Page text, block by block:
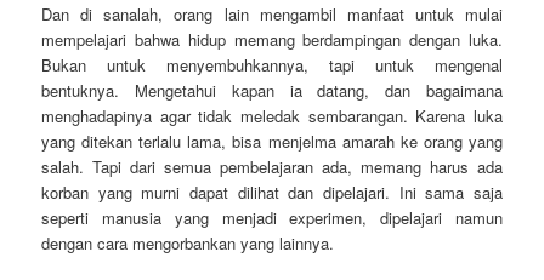
Dan di sanalah, orang lain mengambil manfaat untuk mulai
mempelajari bahwa hidup memang berdampingan dengan luka.
Bukan untuk menyembuhkannya, tapi untuk mengenal
bentuknya. Mengetahui kapan ia datang, dan bagaimana
menghadapinya agar tidak meledak sembarangan. Karena luka
yang ditekan terlalu lama, bisa menjelma amarah ke orang yang
salah. Tapi dari semua pembelajaran ada, memang harus ada
korban yang murni dapat dilihat dan dipelajari. Ini sama saja
seperti manusia yang menjadi experimen, dipelajari namun
dengan cara mengorbankan yang lainnya.